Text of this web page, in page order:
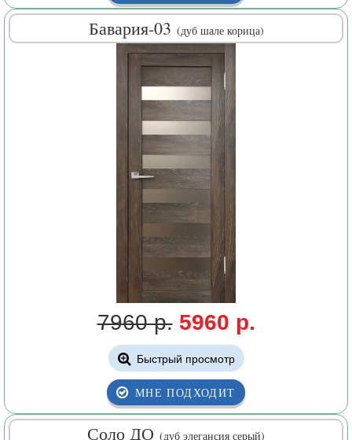
Бавария-03 (дуб шале корица)
7960 р. 5960 р.
Быстрый просмотр
МНЕ ПОДХОДИТ
Соло ДО (дуб элегансия серый)